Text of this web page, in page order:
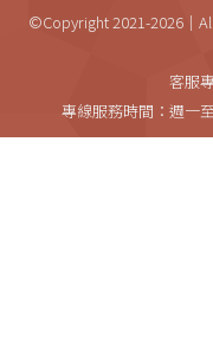
©Copyright 2021-2026｜
客服
專線服務時間：週一